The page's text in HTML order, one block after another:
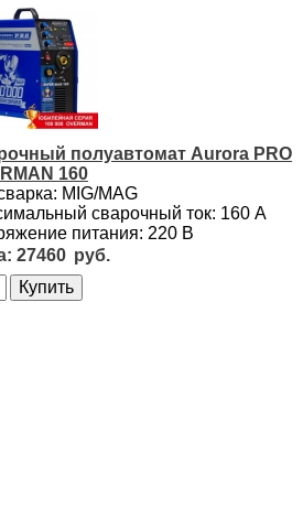
полуавтомат Aurora PRO
160
MIG/MAG
сварочный ток: 160 А
питания: 220 В
27460